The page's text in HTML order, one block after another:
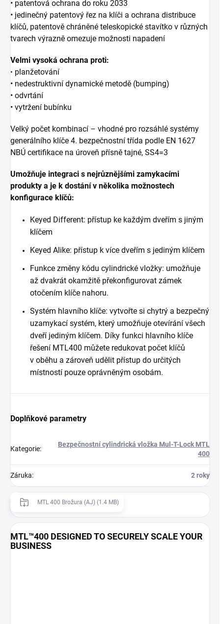
• patentová ochrana do roku 2033
• jedinečný patentový řez na klíči a ochrana distribuce
klíčů, patentově chráněné teleskopické stavítko v různých
tvarech výrazně omezuje možnosti napadení
Velmi vysoká ochrana proti:
• planžetování
• nedestruktivní dynamické metodě (bumping)
• odvrtání
• vytržení bubínku
Velký počet kombinací – vhodné pro rozsáhlé systémy
generálního klíče 4. bezpečnostní třída podle EN 1627
NBÚ certifikace na úroveň přísně tajné, SS4=3
Umožňuje integraci s nejrůznějšími zamykacími
produkty a je k dostání v několika možnostech
konfigurace klíčů:
Keyed Different: přístup ke každým dveřím s jiným
klíčem
Keyed Alike: přístup k více dveřím s jediným klíčem
Funkce změny kódu cylindrické vložky: umožňuje
až dvakrát okamžitě překonfigurovat zámek
otočením klíče nahoru.
Systém hlavního klíče: vytvořte si chytrý a bezpečný
uzamykací systém, který umožňuje otevírání všech
dveří jediným klíčem. Díky funkci hlavního klíče
řešení MTL400 můžete redukovat počet klíčů
v oběhu a zároveň udělit přístup do určitých
místností pouze oprávněným osobám.
Doplňkové parametry
Kategorie:
Bezpečnostní cylindrická vložka Mul-T-Lock MTL
400
Záruka: 2 roky
MTL 400 Brožura (AJ) (1.4 MB)
MTL™400 DESIGNED TO SECURELY SCALE YOUR
BUSINESS